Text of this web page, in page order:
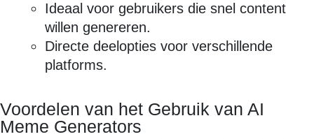
Ideaal voor gebruikers die snel content
willen genereren.
Directe deelopties voor verschillende
platforms.
Voordelen van het Gebruik van AI
Meme Generators